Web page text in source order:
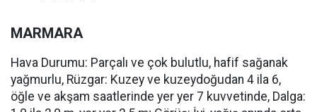
MARMARA
Hava Durumu: Parçalı ve çok bulutlu, hafif sağanak
yağmurlu, Rüzgar: Kuzey ve kuzeydoğudan 4 ila 6,
öğle ve akşam saatlerinde yer yer 7 kuvvetinde, Dalga: